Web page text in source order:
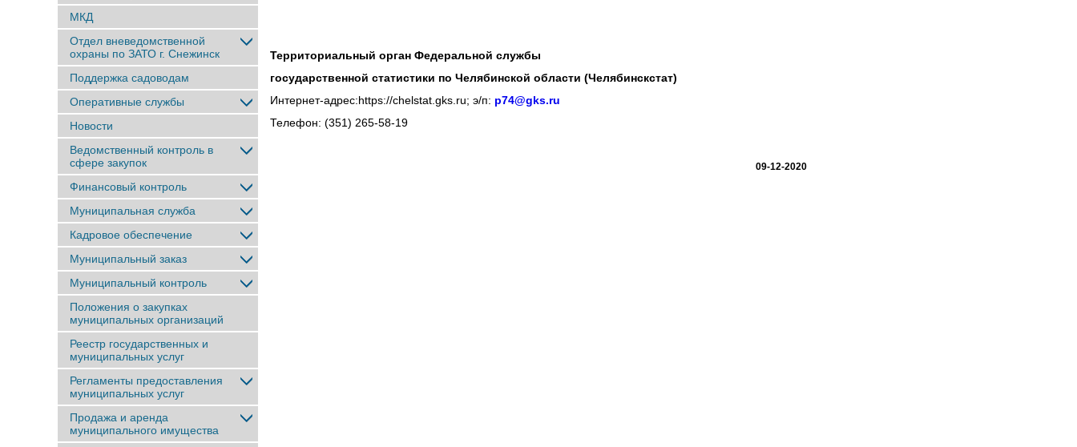
МКД
Отдел вневедомственной
охраны по ЗАТО г. Снежинск
Поддержка садоводам
Оперативные службы
Новости
Ведомственный контроль в
сфере закупок
Финансовый контроль
Муниципальная служба
Кадровое обеспечение
Муниципальный заказ
Муниципальный контроль
Положения о закупках
муниципальных организаций
Реестр государственных и
муниципальных услуг
Регламенты предоставления
муниципальных услуг
Продажа и аренда
муниципального имущества
Территориальный орган Федеральной службы
государственной статистики по Челябинской области (Челябинскстат)
Интернет-адрес:https://chelstat.gks.ru; э/п: p74@gks.ru
Телефон: (351) 265-58-19
09-12-2020